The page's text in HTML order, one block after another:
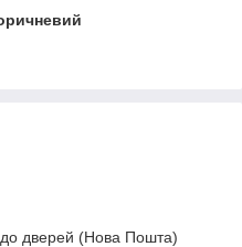
дверей (Нова Пошта)